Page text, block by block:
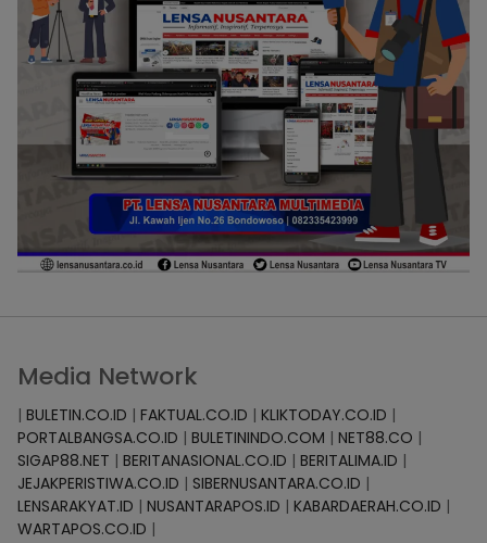
Media Network
| BULETIN.CO.ID | FAKTUAL.CO.ID | KLIKTODAY.CO.ID |
PORTALBANGSA.CO.ID | BULETININDO.COM | NET88.CO |
SIGAP88.NET | BERITANASIONAL.CO.ID | BERITALIMA.ID |
JEJAKPERISTIWA.CO.ID | SIBERNUSANTARA.CO.ID |
LENSARAKYAT.ID | NUSANTARAPOS.ID | KABARDAERAH.CO.ID |
WARTAPOS.CO.ID |